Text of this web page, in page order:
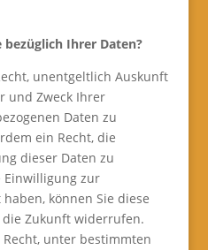
bezüglich Ihrer Daten?
unentgeltlich Auskunft
und Zweck Ihrer
Daten zu
ein Recht, die
dieser Daten zu
Einwilligung zur
können Sie diese
Zukunft widerrufen.
unter bestimmten